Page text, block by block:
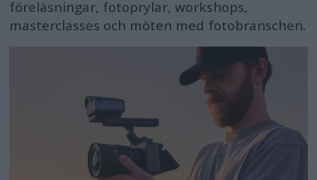
föreläsningar, fotoprylar, workshops,
masterclasses och möten med fotobranschen.